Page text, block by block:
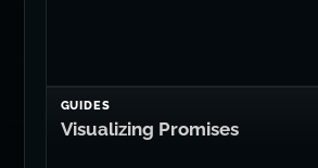
GUIDES
Visualizing Promises